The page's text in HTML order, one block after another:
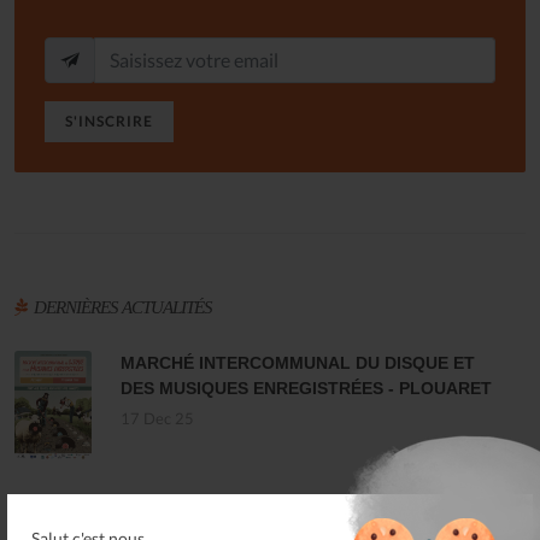
S'INSCRIRE
DERNIÈRES ACTUALITÉS
MARCHÉ INTERCOMMUNAL DU DISQUE ET
DES MUSIQUES ENREGISTRÉES - PLOUARET
PROGRAMME